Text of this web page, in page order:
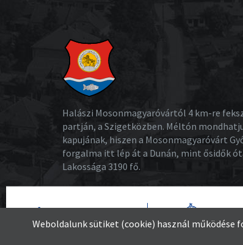
Halászi Mosonmagyaróvártól 4 km-re
partján, a Szigetközben. Méltón
kapujának, hiszen a Mosonmagyaróvárt
forgalma itt lép át a Dunán, mint ősidők
Lakossága 3190 fő.
Weboldalunk sütiket (cookie) használ